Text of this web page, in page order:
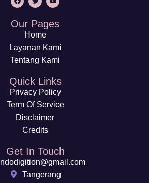
Our Pages
Home
Layanan Kami
Tentang Kami
Quick Links
Privacy Policy
Term Of Service
Disclaimer
Credits
Get In Touch
Indodigition@gmail.com
Tangerang